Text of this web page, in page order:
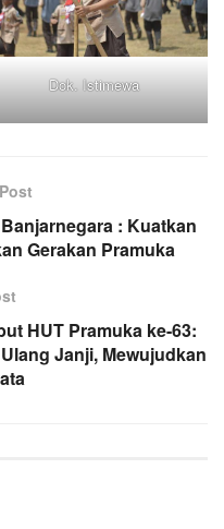
Dok. Istimewa
: Kuatkan
Gerakan Pramuka
HUT Pramuka ke-63:
Janji, Mewujudkan